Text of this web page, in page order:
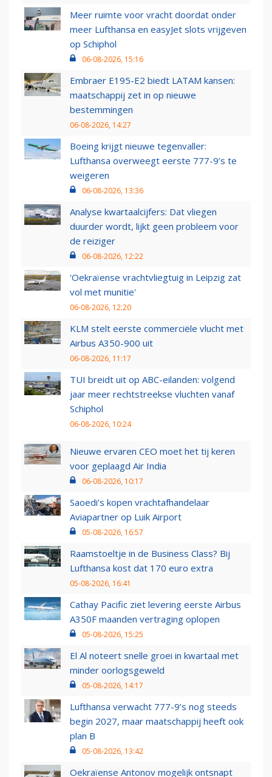
Meer ruimte voor vracht doordat onder
meer Lufthansa en easyJet slots vrijgeven
op Schiphol
06-08-2026, 15:16
Embraer E195-E2 biedt LATAM kansen:
maatschappij zet in op nieuwe
bestemmingen
06-08-2026, 14:27
Boeing krijgt nieuwe tegenvaller:
Lufthansa overweegt eerste 777-9’s te
weigeren
06-08-2026, 13:36
Analyse kwartaalcijfers: Dat vliegen
duurder wordt, lijkt geen probleem voor
de reiziger
06-08-2026, 12:22
'Oekraïense vrachtvliegtuig in Leipzig zat
vol met munitie'
06-08-2026, 12:20
KLM stelt eerste commerciële vlucht met
Airbus A350-900 uit
06-08-2026, 11:17
TUI breidt uit op ABC-eilanden: volgend
jaar meer rechtstreekse vluchten vanaf
Schiphol
06-08-2026, 10:24
Nieuwe ervaren CEO moet het tij keren
voor geplaagd Air India
06-08-2026, 10:17
Saoedi’s kopen vrachtafhandelaar
Aviapartner op Luik Airport
05-08-2026, 16:57
Raamstoeltje in de Business Class? Bij
Lufthansa kost dat 170 euro extra
05-08-2026, 16:41
Cathay Pacific ziet levering eerste Airbus
A350F maanden vertraging oplopen
05-08-2026, 15:25
El Al noteert snelle groei in kwartaal met
minder oorlogsgeweld
05-08-2026, 14:17
Lufthansa verwacht 777-9’s nog steeds
begin 2027, maar maatschappij heeft ook
plan B
05-08-2026, 13:42
Oekraïense Antonov mogelijk ontsnapt